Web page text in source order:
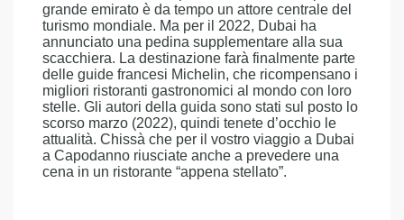
grande emirato è da tempo un attore centrale del
turismo mondiale. Ma per il 2022, Dubai ha
annunciato una pedina supplementare alla sua
scacchiera. La destinazione farà finalmente parte
delle guide francesi Michelin, che ricompensano i
migliori ristoranti gastronomici al mondo con loro
stelle. Gli autori della guida sono stati sul posto lo
scorso marzo (2022), quindi tenete d’occhio le
attualità. Chissà che per il vostro viaggio a Dubai
a Capodanno riusciate anche a prevedere una
cena in un ristorante “appena stellato”.